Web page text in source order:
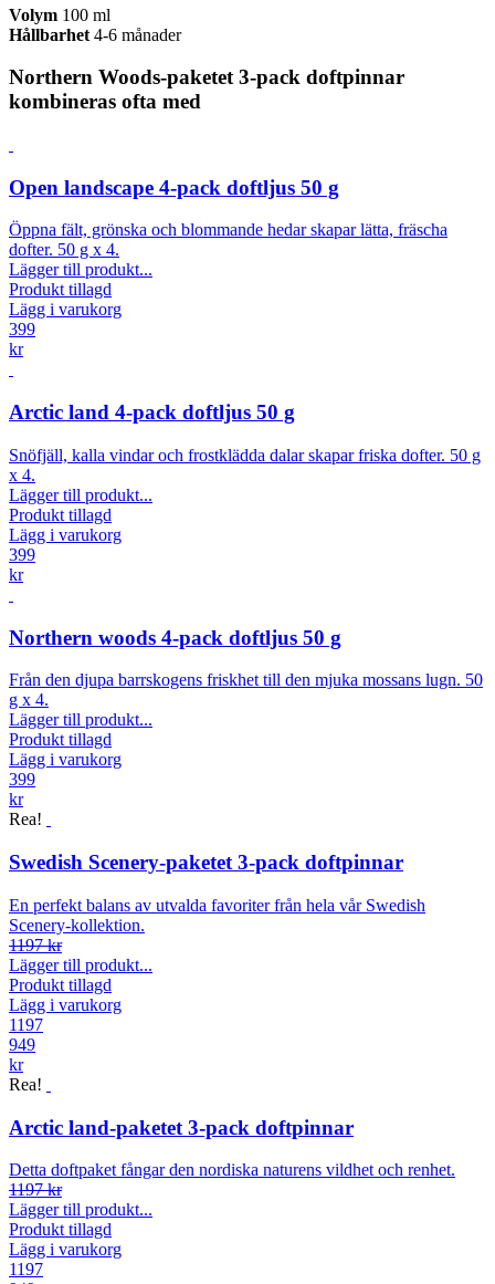
Volym 100 ml
Hållbarhet 4-6 månader
Northern Woods-paketet 3-pack doftpinnar
kombineras ofta med
Open landscape 4-pack doftljus 50 g
Öppna fält, grönska och blommande hedar skapar lätta, fräscha
dofter. 50 g x 4.
Lägger till produkt...
Produkt tillagd
Lägg i varukorg
399
kr
Arctic land 4-pack doftljus 50 g
Snöfjäll, kalla vindar och frostklädda dalar skapar friska dofter. 50 g
x 4.
Lägger till produkt...
Produkt tillagd
Lägg i varukorg
399
kr
Northern woods 4-pack doftljus 50 g
Från den djupa barrskogens friskhet till den mjuka mossans lugn. 50
g x 4.
Lägger till produkt...
Produkt tillagd
Lägg i varukorg
399
kr
Rea!
Swedish Scenery-paketet 3-pack doftpinnar
En perfekt balans av utvalda favoriter från hela vår Swedish
Scenery-kollektion.
1197 kr
Lägger till produkt...
Produkt tillagd
Lägg i varukorg
1197
949
kr
Rea!
Arctic land-paketet 3-pack doftpinnar
Detta doftpaket fångar den nordiska naturens vildhet och renhet.
1197 kr
Lägger till produkt...
Produkt tillagd
Lägg i varukorg
1197